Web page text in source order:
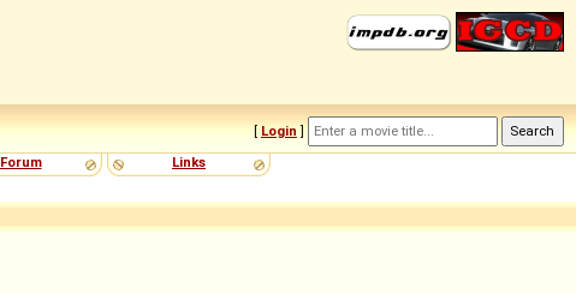
[ Login ]
Forum Links